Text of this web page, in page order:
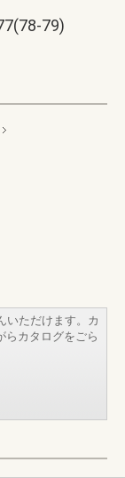
79)
いただけます。カ
らカタログをごら